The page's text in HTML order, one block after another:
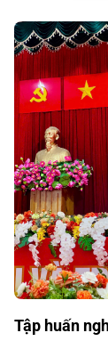
Tập huấn